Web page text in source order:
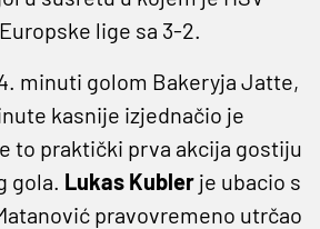
lige sa 3-2.
minuti golom Bakeryja Jatte,
kasnije izjednačio je
to praktički prva akcija gostiju
gola. Lukas Kubler je ubacio s
pravovremeno utrčao